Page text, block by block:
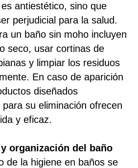
antiestético, sino que
perjudicial para la salud.
un baño sin moho incluyen
seco, usar cortinas de
y limpiar los residuos
En caso de aparición
diseñados
su eliminación ofrecen
y eficaz.
organización del baño
de la higiene en baños se